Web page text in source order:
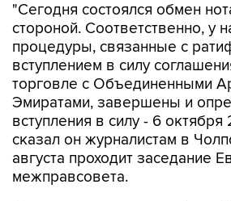
"Сегодня состоялся обмен
стороной. Соответственно, у
процедуры, связанные с
вступлением в силу
торговле с Объединенными
Эмиратами, завершены и
вступления в силу - 6 октября
сказал он журналистам в
августа проходит заседание
межправсовета.